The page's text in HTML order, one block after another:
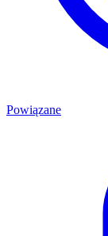
Powiązane